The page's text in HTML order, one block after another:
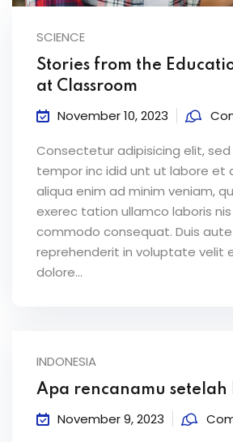
SCIENCE
Stories from the
at Classroom
November 10, 2023
Consectetur adipisicing elit,
tempor inc idid unt ut labore et
aliqua enim ad minim veniam,
exerec tation ullamco laboris
commodo consequat. Duis aute
reprehenderit in voluptate velit
dolore...
INDONESIA
Apa rencanamu setelah
November 9, 2023